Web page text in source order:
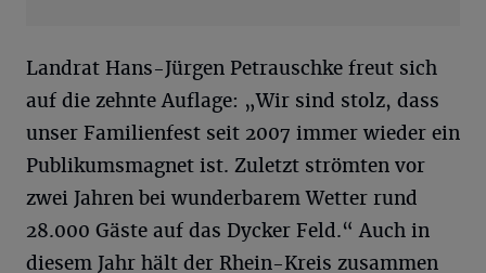
Landrat Hans-Jürgen Petrauschke freut sich
auf die zehnte Auflage: „Wir sind stolz, dass
unser Familienfest seit 2007 immer wieder ein
Publikumsmagnet ist. Zuletzt strömten vor
zwei Jahren bei wunderbarem Wetter rund
28.000 Gäste auf das Dycker Feld.“ Auch in
diesem Jahr hält der Rhein-Kreis zusammen